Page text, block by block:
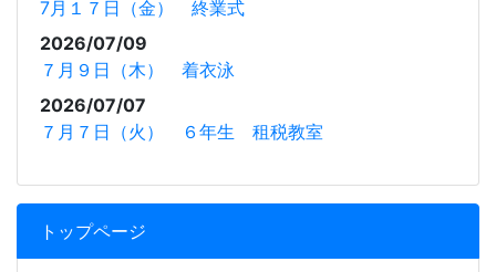
トップページ
7月１７日（金） 終業式
2026/07/09
７月９日（木） 着衣泳
2026/07/07
７月７日（火） ６年生 租税教室